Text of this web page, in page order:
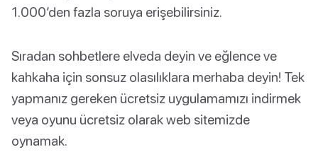
1.000’den fazla soruya erişebilirsiniz.
Sıradan sohbetlere elveda deyin ve eğlence ve
kahkaha için sonsuz olasılıklara merhaba deyin! Tek
yapmanız gereken ücretsiz uygulamamızı indirmek
veya oyunu ücretsiz olarak web sitemizde
oynamak.